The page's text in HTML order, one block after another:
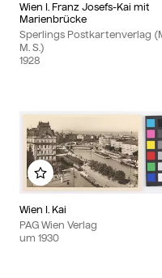
Wien I. Franz Josefs-Kai mit
Marienbrücke
Sperlings Postkartenverlag
M. S.)
1928
Wien I. Kai
PAG Wien Verlag
um 1930
Zu meinem Album